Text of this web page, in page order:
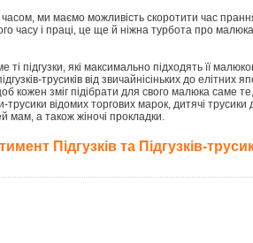
ми маємо можливість скоротити час
часу і праці, це ще й ніжна турбота про
підгузки, які максимально підходять її
трусиків від звичайнісіньких до
зміг підібрати для свого малюка саме
відомих торгових марок, дитячі трусики
мам, а також жіночі прокладки.
Підгузків та Підгузків-